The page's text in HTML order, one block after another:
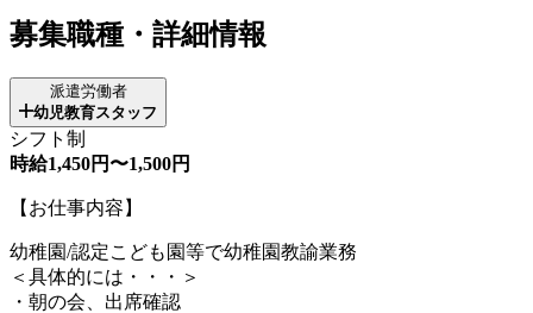
募集職種・詳細情報
派遣労働者
幼児教育スタッフ
シフト制
時給1,450円〜1,500円
【お仕事内容】
幼稚園/認定こども園等で幼稚園教諭業務
＜具体的には・・・＞
・朝の会、出席確認